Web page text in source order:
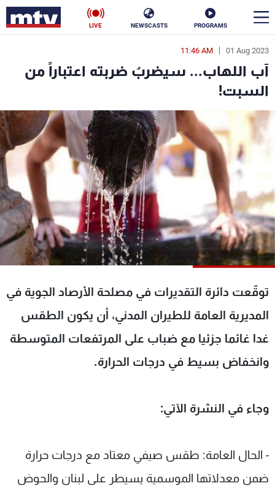
PROGRAMS
NEWSCASTS
LIVE
01 Aug 2023
11:46 AM
آب اللهاب... سيضربُ ضربته اعتباراً من
السبت!
توقّعت دائرة التقديرات في مصلحة الأرصاد الجوية في
المديرية العامة للطيران المدني، أن يكون الطقس
غدا غائما جزئيا مع ضباب على المرتفعات المتوسطة
وانخفاض بسيط في درجات الحرارة.
وجاء في النشرة الآتي:
- الحال العامة: طقس صيفي معتاد مع درجات حرارة
ضمن معدلاتها الموسمية يسيطر على لبنان والحوض
en
الأخبار
سياسة ناس
إقتصاد
منوعات رياضة
كأس العالم
البرامج
جدول البرامج
شاهد البرامج
عن MTV
الإنـتـاج
لاعلاناتكم
وظائف
تواصل معنا
شروط الإسـتخدام